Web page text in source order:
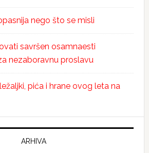
nego što se misli
savršen osamnaesti
nezaboravnu proslavu
pića i hrane ovog leta na
ARHIVA